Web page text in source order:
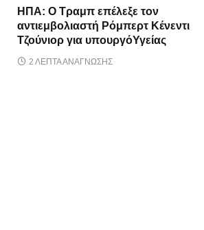
ΗΠΑ: Ο Τραμπ επέλεξε τον
αντιεμβολιαστή Ρόμπερτ Κένεντι
Τζούνιορ για υπουργόΥγείας
2 ΛΕΠΤΆ ΑΝΆΓΝΩΣΗΣ